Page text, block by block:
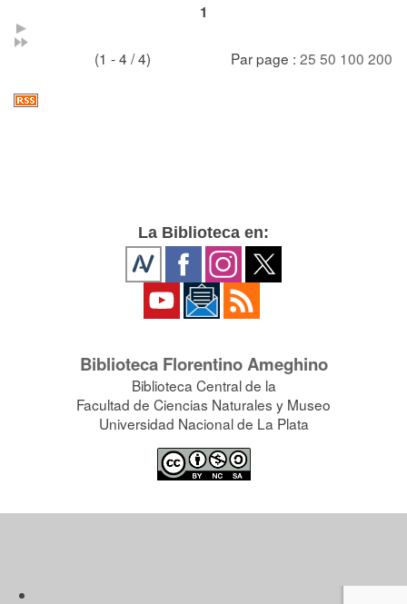
1
(1 - 4 / 4) Par page : 25 50 100 200
La Biblioteca en:
Biblioteca Florentino Ameghino
Biblioteca Central de la
Facultad de Ciencias Naturales y Museo
Universidad Nacional de La Plata